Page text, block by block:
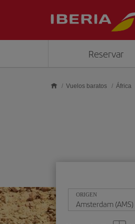
Reservar
Vuelos baratos África
ORIGEN